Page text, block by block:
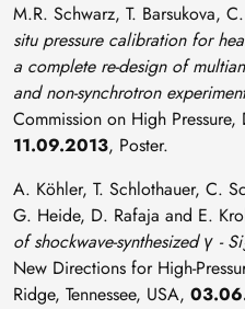
M.R. Schwarz, T. Barsukova,
situ pressure calibration for
a complete re-design of
and non-synchrotron
Commission on High Pressure,
11.09.2013, Poster.
A. Köhler, T. Schlothauer, C.
G. Heide, D. Rafaja and E.
of shockwave-synthesized γ - Si
New Directions for High-
Ridge, Tennessee, USA,